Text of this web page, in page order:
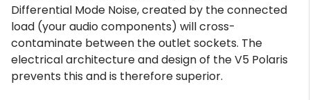
Differential Mode Noise, created by the connected
load (your audio components) will cross-
contaminate between the outlet sockets. The
electrical architecture and design of the V5 Polaris
prevents this and is therefore superior.